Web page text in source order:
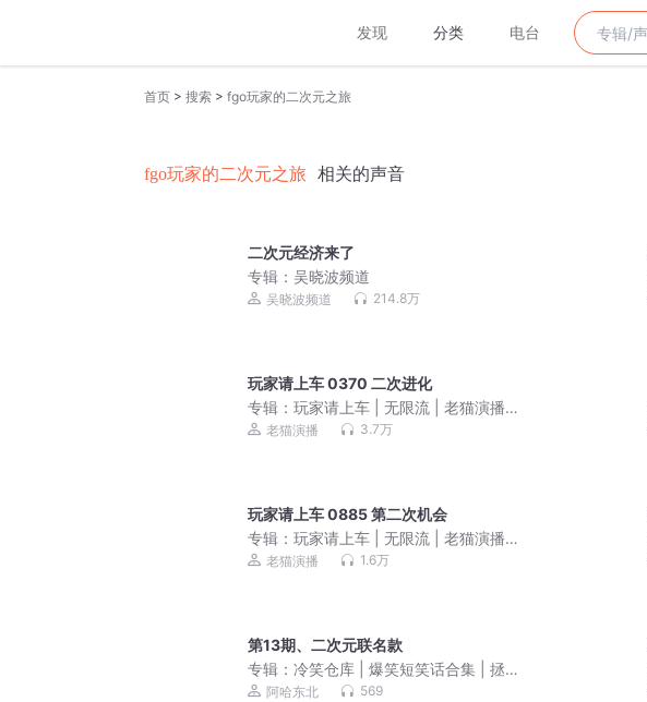
发现 分类 电台
首页 > 搜索 > fgo玩家的二次元之旅
fgo玩家的二次元之旅 相关的声音
二次元经济来了
专辑： 吴晓波频道
吴晓波频道 214.8万
玩家请上车 0370 二次进化
专辑： 玩家请上车 | 无限流 | 老猫演播领
衔多人有声剧
老猫演播 3.7万
玩家请上车 0885 第二次机会
专辑： 玩家请上车 | 无限流 | 老猫演播领
衔多人有声剧
老猫演播 1.6万
第13期、二次元联名款
专辑： 冷笑仓库 | 爆笑短笑话合集 | 拯救
不开心阿哈东北 569